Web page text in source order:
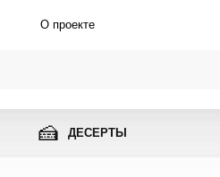
О проекте
🍰 ДЕСЕРТЫ